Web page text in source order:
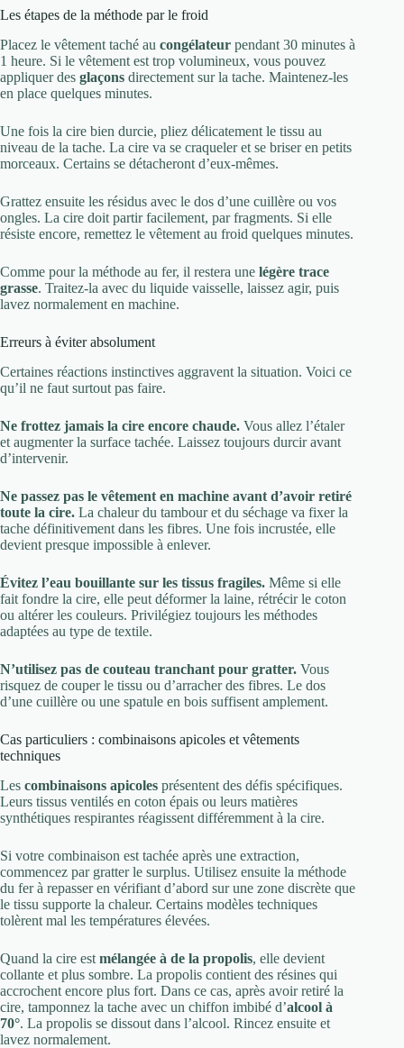
Les étapes de la méthode par le froid
Placez le vêtement taché au congélateur pendant 30 minutes à
1 heure. Si le vêtement est trop volumineux, vous pouvez
appliquer des glaçons directement sur la tache. Maintenez-les
en place quelques minutes.
Une fois la cire bien durcie, pliez délicatement le tissu au
niveau de la tache. La cire va se craqueler et se briser en petits
morceaux. Certains se détacheront d’eux-mêmes.
Grattez ensuite les résidus avec le dos d’une cuillère ou vos
ongles. La cire doit partir facilement, par fragments. Si elle
résiste encore, remettez le vêtement au froid quelques minutes.
Comme pour la méthode au fer, il restera une légère trace
grasse. Traitez-la avec du liquide vaisselle, laissez agir, puis
lavez normalement en machine.
Erreurs à éviter absolument
Certaines réactions instinctives aggravent la situation. Voici ce
qu’il ne faut surtout pas faire.
Ne frottez jamais la cire encore chaude. Vous allez l’étaler
et augmenter la surface tachée. Laissez toujours durcir avant
d’intervenir.
Ne passez pas le vêtement en machine avant d’avoir retiré
toute la cire. La chaleur du tambour et du séchage va fixer la
tache définitivement dans les fibres. Une fois incrustée, elle
devient presque impossible à enlever.
Évitez l’eau bouillante sur les tissus fragiles. Même si elle
fait fondre la cire, elle peut déformer la laine, rétrécir le coton
ou altérer les couleurs. Privilégiez toujours les méthodes
adaptées au type de textile.
N’utilisez pas de couteau tranchant pour gratter. Vous
risquez de couper le tissu ou d’arracher des fibres. Le dos
d’une cuillère ou une spatule en bois suffisent amplement.
Cas particuliers : combinaisons apicoles et vêtements
techniques
Les combinaisons apicoles présentent des défis spécifiques.
Leurs tissus ventilés en coton épais ou leurs matières
synthétiques respirantes réagissent différemment à la cire.
Si votre combinaison est tachée après une extraction,
commencez par gratter le surplus. Utilisez ensuite la méthode
du fer à repasser en vérifiant d’abord sur une zone discrète que
le tissu supporte la chaleur. Certains modèles techniques
tolèrent mal les températures élevées.
Quand la cire est mélangée à de la propolis, elle devient
collante et plus sombre. La propolis contient des résines qui
accrochent encore plus fort. Dans ce cas, après avoir retiré la
cire, tamponnez la tache avec un chiffon imbibé d’alcool à
70°. La propolis se dissout dans l’alcool. Rincez ensuite et
lavez normalement.